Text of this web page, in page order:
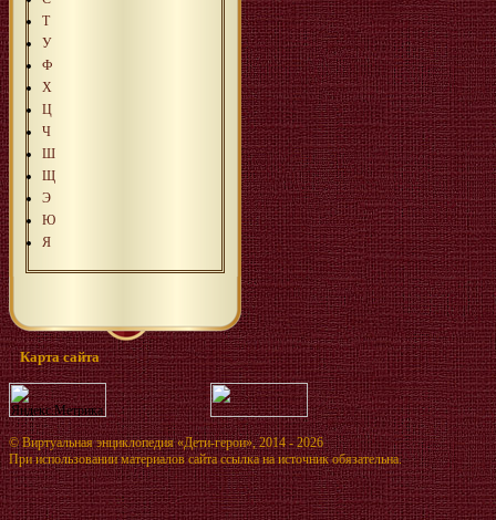
Т
У
Ф
Х
Ц
Ч
Ш
Щ
Э
Ю
Я
Карта сайта
©Виртуальная энциклопедия «Дети-герои», 2014 - 2026
При использовании материалов сайта ссылка на источник обязательна.